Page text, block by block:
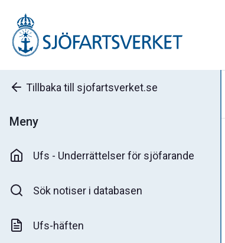
Tillbaka till sjofartsverket.se
Meny
Ufs - Underrättelser för sjöfarande
Sök notiser i databasen
Ufs-häften